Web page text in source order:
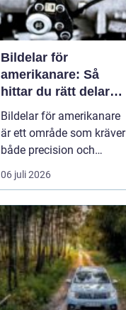
Bildelar för
amerikanare: Så
hittar du rätt delar
till din USA-bil
Bildelar för amerikanare
är ett område som kräver
både precision och
modellkännedom,
särskilt när det gäller
entusiastfordon. Många
svenska bilägare
uppskattar klassis...
06 juli 2026